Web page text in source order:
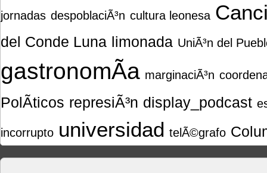
jornadas despoblaciÃ³n cultura leonesa
del Conde Luna limonada UniÃ³n del
gastronomÃ­a marginaciÃ³n
PolÃ­ticos represiÃ³n display_podcast
incorrupto universidad telÃ©grafo